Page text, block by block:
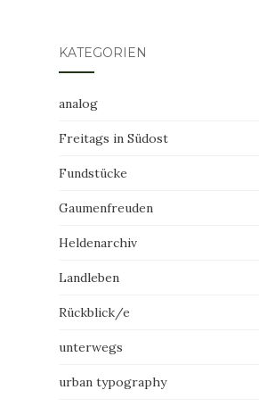
KATEGORIEN
analog
Freitags in Südost
Fundstücke
Gaumenfreuden
Heldenarchiv
Landleben
Rückblick/e
unterwegs
urban typography